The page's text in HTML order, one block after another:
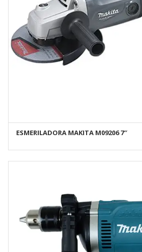
AÑADIR AL CARRITO
ESMERILADORA MAKITA M09206 7″